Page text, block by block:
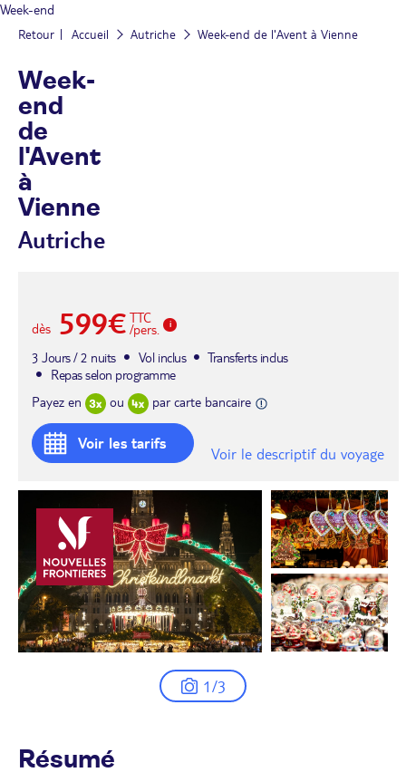
Week-end
Retour Accueil Autriche Week-end de l'Avent à Vienne
Week-
end
de
l'Avent
à
Vienne
Autriche
dès 599€ TTC
/pers.
3 Jours / 2 nuits
Vol inclus
Transferts inclus
Repas selon programme
Payez en
ou par carte bancaire
Voir les tarifs
Voir le descriptif du voyage
1/3
Résumé